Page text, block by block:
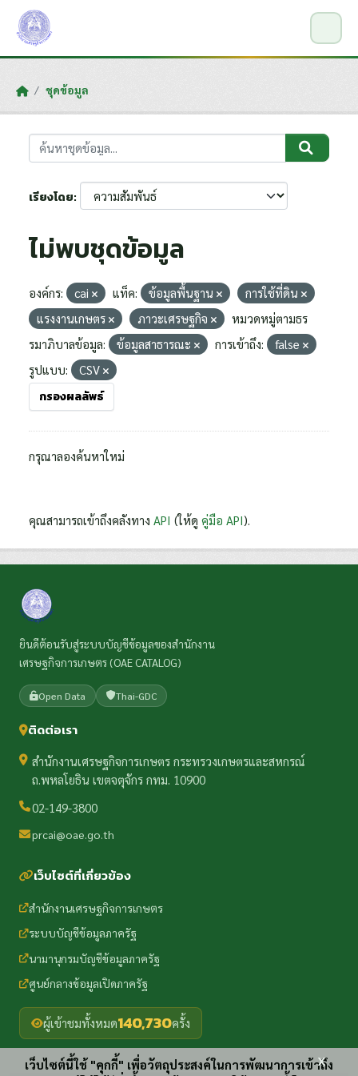
Skip to main content
ชุดข้อมูล
เรียงโดย
ไม่พบชุดข้อมูล
องค์กร: cai แท็ค: ข้อมูลพื้นฐาน
การใช้ที่ดิน
แรงงานเกษตร
ภาวะเศรษฐกิจ
หมวดหมู่ตามธร
รมาภิบาลข้อมูล:
ข้อมูลสาธารณะ การเข้าถึง:
false
รูปแบบ:
CSV
กรองผลลัพธ์
กรุณาลองค้นหาใหม่
คุณสามารถเข้าถึงคลังทาง API (ให้ดู คู่มือ API).
ยินดีต้อนรับสู่ระบบบัญชีข้อมูลของสำนักงาน
เศรษฐกิจการเกษตร (OAE CATALOG)
Open Data Thai-GDC
ติดต่อเรา
สำนักงานเศรษฐกิจการเกษตร กระทรวงเกษตรและสหกรณ์
ถ.พหลโยธิน เขตจตุจักร กทม. 10900
02-149-3800
prcai@oae.go.th
เว็บไซต์ที่เกี่ยวข้อง
สำนักงานเศรษฐกิจการเกษตร
ระบบบัญชีข้อมูลภาครัฐ
นามานุกรมบัญชีข้อมูลภาครัฐ
ศูนย์กลางข้อมูลเปิดภาครัฐ
ผู้เข้าชมทั้งหมด140,730ครั้ง
เว็บไซต์นี้ใช้ "คุกกี้" เพื่อวัตถุประสงค์ในการพัฒนาการเข้าถึง
x